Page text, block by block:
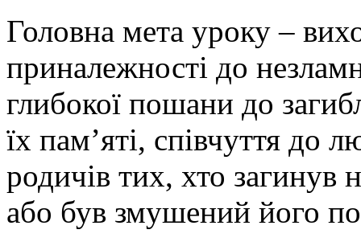
Головна мета уроку –
приналежності до
глибокої пошани до
їх пам’яті, співчуття до
родичів тих, хто загинув
або був змушений його